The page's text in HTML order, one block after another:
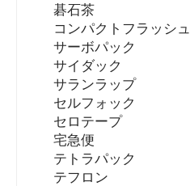
碁石茶
コンパクトフラッシュ
サーボパック
サイダック
サランラップ
セルフォック
セロテープ
宅急便
テトラパック
テフロン